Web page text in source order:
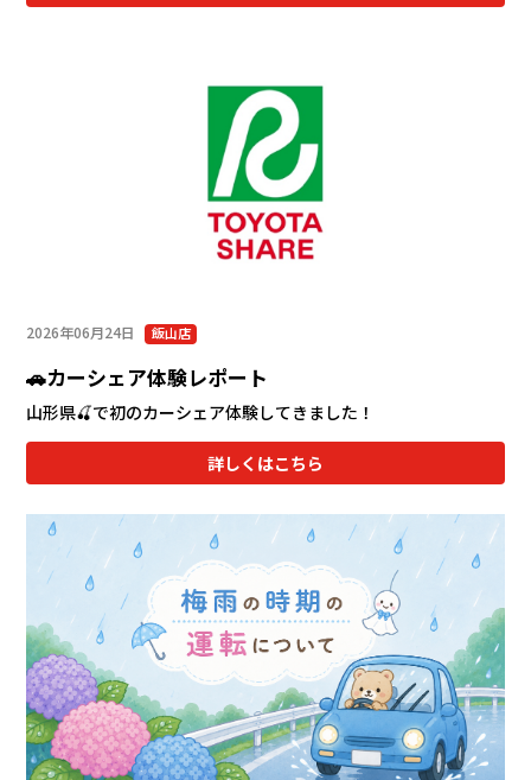
2026年06月24日 飯山店
🚗カーシェア体験レポート
山形県🍒で初のカーシェア体験してきました！
詳しくはこちら